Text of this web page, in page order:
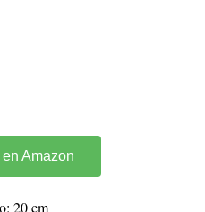
Amazon
20 cm